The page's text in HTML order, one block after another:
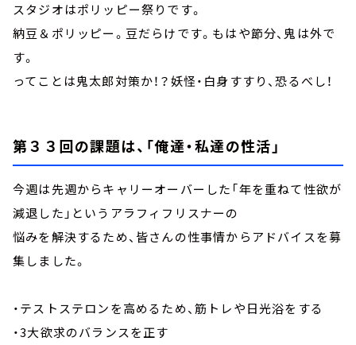
スタジオはポリッピー祭りです。
納豆＆ポリッピー。豆だらけです。もはや節分、鬼は外で
す。
ってことは鬼太郎対策か！？妖怪・白身すすり、恐るべし！
第３３回の課題は、「俺達・私達の性活」
今週は先週からキャリーオーバーした「年を重ねて性欲が
減退した」というアラフィフリスナーの
悩みを解決するため、皆さんの性事情からアドバイスを募
集しました。
・テストステロンを高めるため、筋トレや日光浴をする
・3大欲求のバランスを正す